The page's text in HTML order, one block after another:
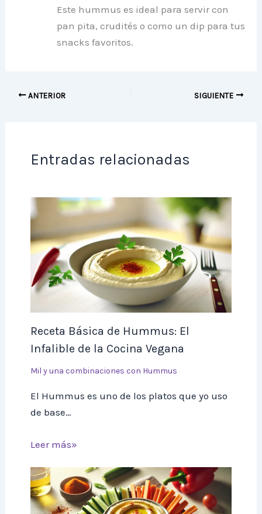
Este hummus es ideal para servir con
pan pita, crudités o como un dip para tus
snacks favoritos.
ANTERIOR SIGUIENTE
Entradas relacionadas
Receta Básica de Hummus: El
Infalible de la Cocina Vegana
Mil y una combinaciones con Hummus
El Hummus es uno de los platos que yo uso
de base…
Leer más»